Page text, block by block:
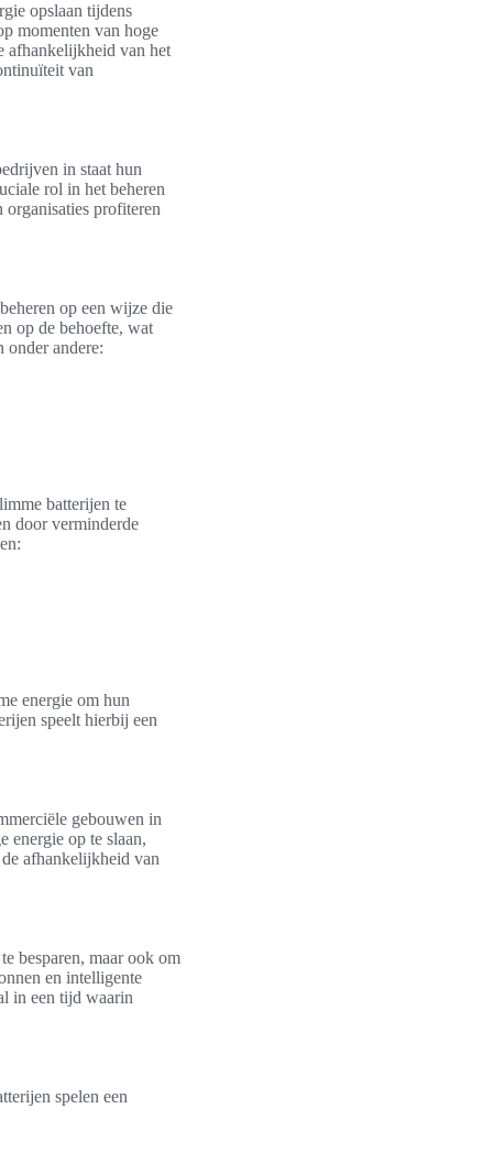
opslaan tijdens
momenten van hoge
afhankelijkheid van het
van
in staat hun
rol in het beheren
profiteren
op een wijze die
op de behoefte, wat
onder andere:
batterijen te
door verminderde
energie om hun
speelt hierbij een
gebouwen in
energie op te slaan,
afhankelijkheid van
besparen, maar ook om
en intelligente
in een tijd waarin
spelen een